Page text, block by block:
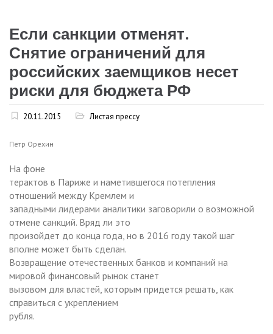
Если санкции отменят.
Снятие ограничений для
российских заемщиков несет
риски для бюджета РФ
20.11.2015 Листая прессу
Петр Орехин
На фоне
терактов в Париже и наметившегося потепления
отношений между Кремлем и
западными лидерами аналитики заговорили о возможной
отмене санкций. Вряд ли это
произойдет до конца года, но в 2016 году такой шаг
вполне может быть сделан.
Возвращение отечественных банков и компаний на
мировой финансовый рынок станет
вызовом для властей, которым придется решать, как
справиться с укреплением
рубля.